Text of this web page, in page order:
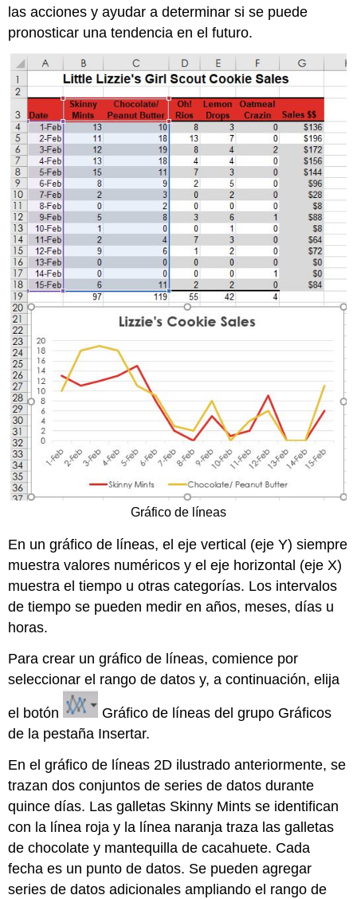
las acciones y ayudar a determinar si se puede
pronosticar una tendencia en el futuro.
Gráfico de líneas
En un gráfico de líneas, el eje vertical (eje Y) siempre
muestra valores numéricos y el eje horizontal (eje X)
muestra el tiempo u otras categorías. Los intervalos
de tiempo se pueden medir en años, meses, días u
horas.
Para crear un gráfico de líneas, comience por
seleccionar el rango de datos y, a continuación, elija
el botón
Gráfico de líneas del grupo Gráficos
de la pestaña Insertar.
En el gráfico de líneas 2D ilustrado anteriormente, se
trazan dos conjuntos de series de datos durante
quince días. Las galletas Skinny Mints se identifican
con la línea roja y la línea naranja traza las galletas
de chocolate y mantequilla de cacahuete. Cada
fecha es un punto de datos. Se pueden agregar
series de datos adicionales ampliando el rango de